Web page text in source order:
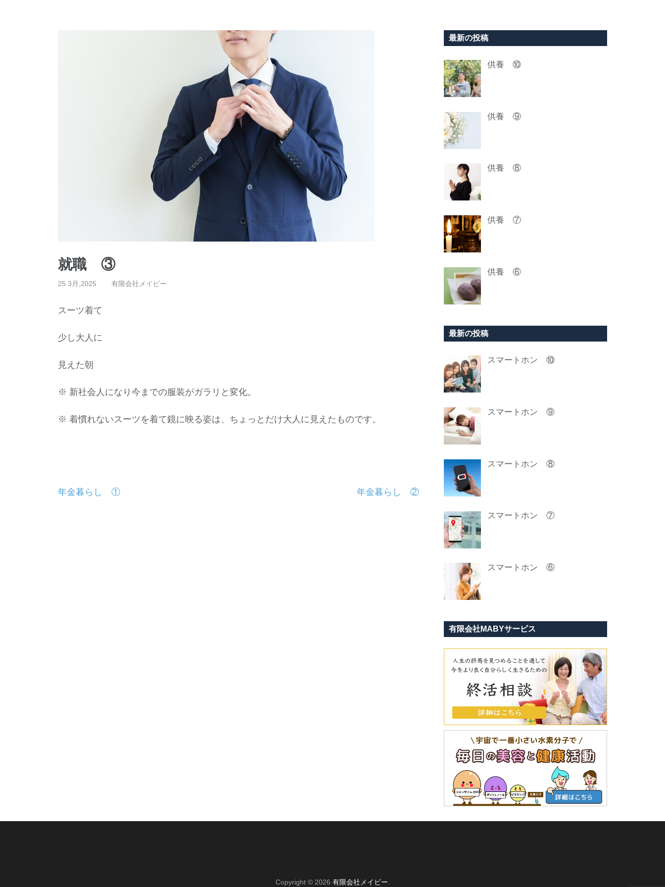
就職 ③
25 3月,2025 有限会社メイビー
スーツ着て
少し大人に
見えた朝
※ 新社会人になり今までの服装がガラリと変化。
※ 着慣れないスーツを着て鏡に映る姿は、ちょっとだけ大人に見えたものです。
投
年金暮らし ① 年金暮らし ②
最新の投稿
供養 ⑩
供養 ⑨
供養 ⑧
供養 ⑦
供養 ⑥
最新の投稿
スマートホン ⑩
スマートホン ⑨
スマートホン ⑧
スマートホン ⑦
スマートホン ⑥
有限会社MABYサービス
Copyright © 2026 有限会社メイビー.